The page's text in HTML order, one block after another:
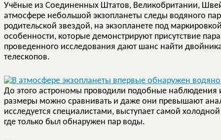
Учёные из Соединенных Штатов, Великобритании,
атмосфере небольшой экзопланеты следы водяного
родительской звездой, на экзопланете под
особенности, которые демонстрируют присутствие
проведенного исследования дают шанс найти
телескопов.
До этого астрономы проводили подобные наблюдения
размеры можно сравнивать и даже они превышают
исследуется специалистами, выступает самой
где только был обнаружен пар воды.